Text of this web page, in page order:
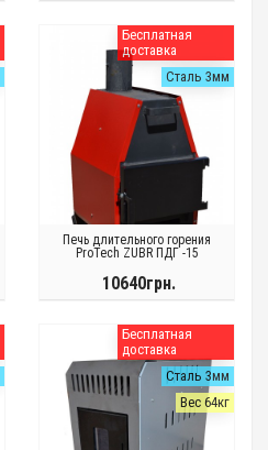
Бесплатная
доставка
Сталь 3мм
Печь длительного горения
ProTech ZUBR ПДГ -15
10640грн.
Бесплатная
доставка
Сталь 3мм
Вес 64кг